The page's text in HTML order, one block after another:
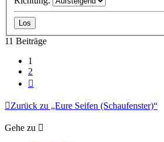
11 Beiträge
1
2
Zurück zu „Eure Seifen (Schaufenster)“
Gehe zu